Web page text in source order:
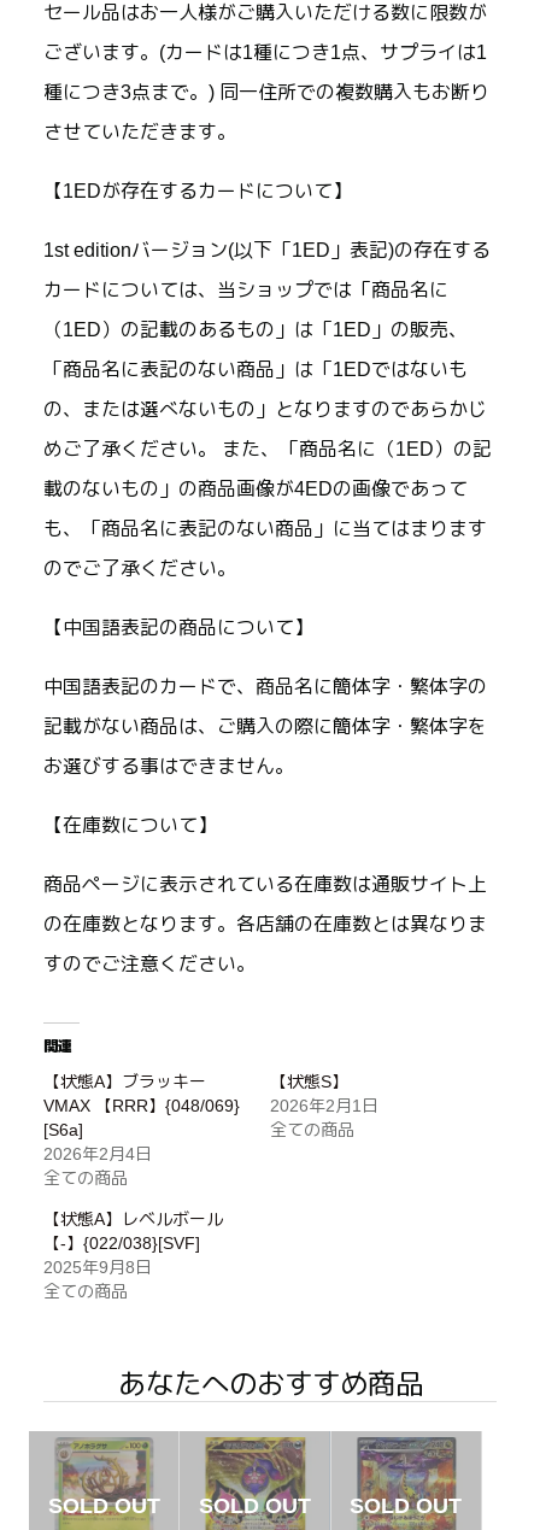
セール品はお一人様がご購入いただける数に限数が
ございます。(カードは1種につき1点、サプライは1
種につき3点まで。) 同一住所での複数購入もお断り
させていただきます。
【1EDが存在するカードについて】
1st editionバージョン(以下「1ED」表記)の存在する
カードについては、当ショップでは「商品名に
（1ED）の記載のあるもの」は「1ED」の販売、
「商品名に表記のない商品」は「1EDではないも
の、または選べないもの」となりますのであらかじ
めご了承ください。 また、「商品名に（1ED）の記
載のないもの」の商品画像が4EDの画像であって
も、「商品名に表記のない商品」に当てはまります
のでご了承ください。
【中国語表記の商品について】
中国語表記のカードで、商品名に簡体字・繁体字の
記載がない商品は、ご購入の際に簡体字・繁体字を
お選びする事はできません。
【在庫数について】
商品ページに表示されている在庫数は通販サイト上
の在庫数となります。各店舗の在庫数とは異なりま
すのでご注意ください。
関連
【状態A】ブラッキー
VMAX 【RRR】{048/069}
[S6a]
2026年2月4日
全ての商品
【状態S】
2026年2月1日
全ての商品
【状態A】レベルボール
【-】{022/038}[SVF]
2025年9月8日
全ての商品
あなたへのおすすめ商品